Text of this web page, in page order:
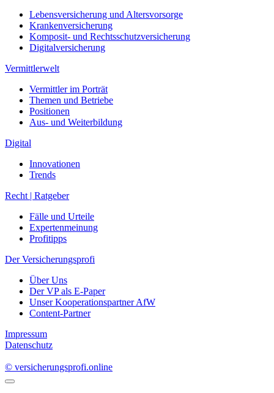
Lebensversicherung und Altersvorsorge
Krankenversicherung
Komposit- und Rechtsschutzversicherung
Digitalversicherung
Vermittlerwelt
Vermittler im Porträt
Themen und Betriebe
Positionen
Aus- und Weiterbildung
Digital
Innovationen
Trends
Recht | Ratgeber
Fälle und Urteile
Expertenmeinung
Profitipps
Der Versicherungsprofi
Über Uns
Der VP als E-Paper
Unser Kooperationspartner AfW
Content-Partner
Impressum
Datenschutz
© versicherungsprofi.online